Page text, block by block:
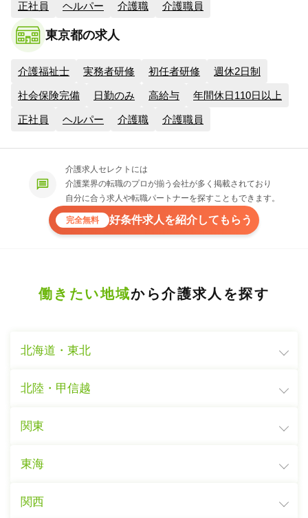
正社員 ヘルパー 介護職 介護職員
東京都の求人
介護福祉士 実務者研修 初任者研修 週休2日制
社会保険完備 日勤のみ 高給与 年間休日110日以上
正社員 ヘルパー 介護職 介護職員
介護求人セレクトには
介護業界の転職のプロが揃う会社が多く掲載されており
自分に合う求人や転職パートナーを探すこともできます。
完全無料 好条件求人を紹介してもらう
働きたい地域から介護求人を探す
北海道・東北
北陸・甲信越
関東
東海
関西